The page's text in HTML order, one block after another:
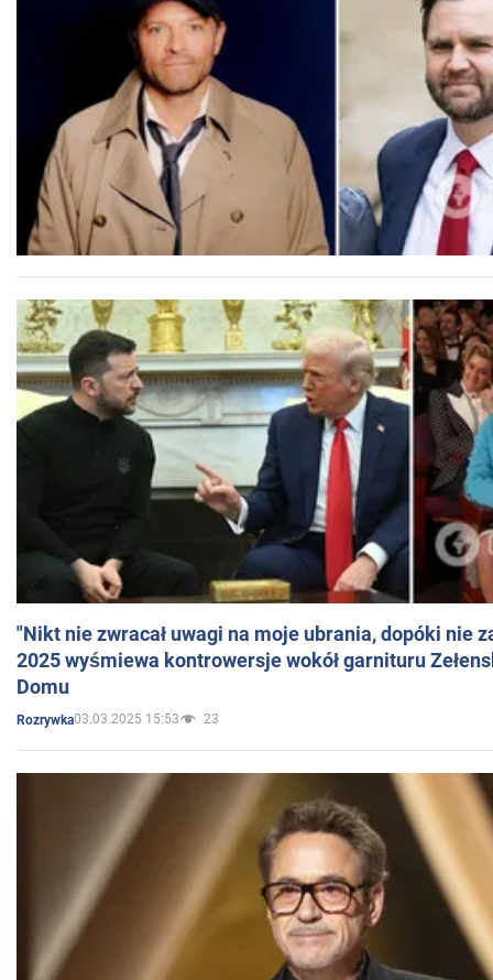
"Nikt nie zwracał uwagi na moje ubrania, dopóki nie
2025 wyśmiewa kontrowersje wokół garnituru
Domu
Rozrywka03.03.2025 15:53 23